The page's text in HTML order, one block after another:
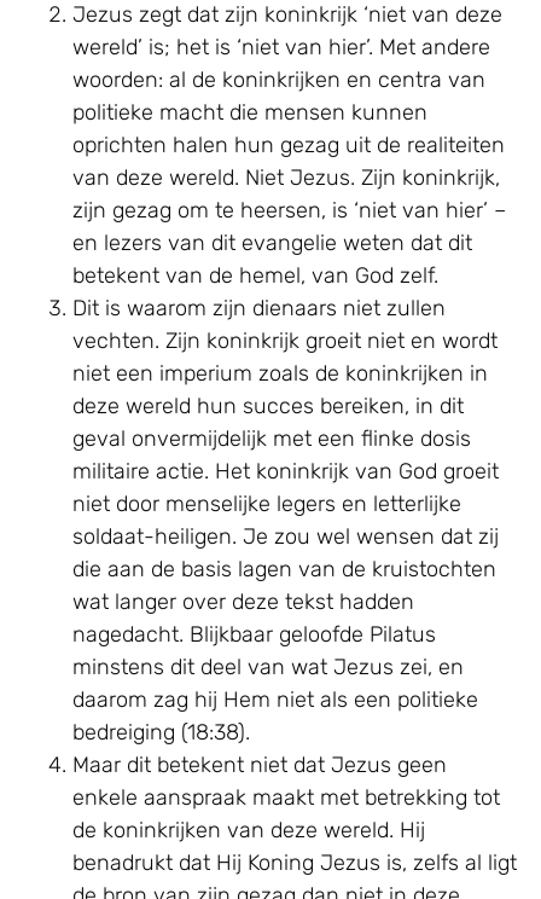
Jezus zegt dat zijn koninkrijk ‘niet van deze
wereld’ is; het is ‘niet van hier’. Met andere
woorden: al de koninkrijken en centra van
politieke macht die mensen kunnen
oprichten halen hun gezag uit de realiteiten
van deze wereld. Niet Jezus. Zijn koninkrijk,
zijn gezag om te heersen, is ‘niet van hier’ –
en lezers van dit evangelie weten dat dit
betekent van de hemel, van God zelf.
Dit is waarom zijn dienaars niet zullen
vechten. Zijn koninkrijk groeit niet en wordt
niet een imperium zoals de koninkrijken in
deze wereld hun succes bereiken, in dit
geval onvermijdelijk met een flinke dosis
militaire actie. Het koninkrijk van God groeit
niet door menselijke legers en letterlijke
soldaat-heiligen. Je zou wel wensen dat zij
die aan de basis lagen van de kruistochten
wat langer over deze tekst hadden
nagedacht. Blijkbaar geloofde Pilatus
minstens dit deel van wat Jezus zei, en
daarom zag hij Hem niet als een politieke
bedreiging (18:38).
Maar dit betekent niet dat Jezus geen
enkele aanspraak maakt met betrekking tot
de koninkrijken van deze wereld. Hij
benadrukt dat Hij Koning Jezus is, zelfs al ligt